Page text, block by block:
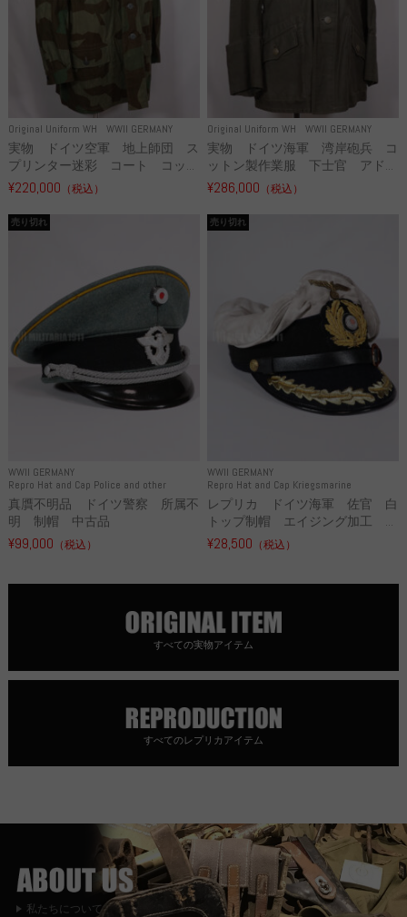
Original Uniform WH WWII GERMANY
実物 ドイツ空軍 地上師団 ス
プリンター迷彩 コート コッ...
¥220,000 （税込）
Original Uniform WH WWII GERMANY
実物 ドイツ海軍 湾岸砲兵 コ
ットン製作業服 下士官 アド...
¥286,000 （税込）
WWII GERMANY
Repro Hat and Cap Police and other
売り切れ
真贋不明品 ドイツ警察 所属不
明 制帽 中古品
¥99,000 （税込）
WWII GERMANY
Repro Hat and Cap Kriegsmarine
売り切れ
レプリカ ドイツ海軍 佐官 白
トップ制帽 エイジング加工 ...
¥28,500 （税込）
すべての実物アイテム
すべてのレプリカアイテム
私たちについて